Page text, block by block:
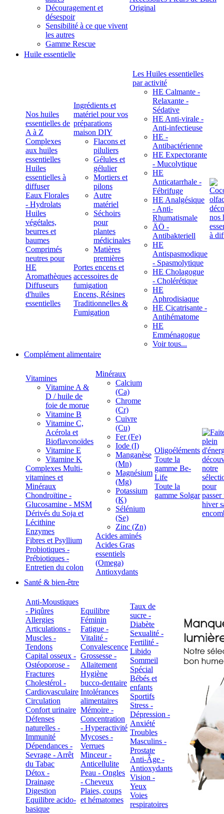
Découragement et
désespoir
Sensibilité à ce que vivent
les autres
Gamme Rescue
Original
Huile essentielle
Nos huiles
essentielles de
A à Z
Complexes
aux huiles
essentielles
Huiles
essentielles à
diffuser
Eaux Florales
- Hydrolats
Huiles
végétales,
beurres et
baumes
Comprimés
neutres pour
HE
Aromathèques
Diffuseurs
d'huiles
essentielles
Ingrédients et
matériel pour vos
préparations
maison DIY
Flacons et
piluliers
Gélules et
gélulier
Mortiers et
pilons
Autre
matériel
Séchoirs
pour
plantes
médicinales
Matières
premières
Portes encens et
accessoires de
fumigation
Encens, Résines
Traditionnelles &
Fumigation
Les Huiles essentielles
par activité
HE Calmante -
Relaxante -
Sédative
HE Anti-virale -
Anti-infectieuse
HE -
Antibactérienne
HE Expectorante
- Mucolytique
HE
Anticatarrhale -
Fébrifuge
HE Analgésique
- Anti-
Rhumatismale
ÄÖ -
Antibakteriell
HE
Antispasmodique
- Spasmolytique
HE Cholagogue
- Cholérétique
HE
Aphrodisiaque
HE Cicatrisante -
Antihématome
HE
Emménagogue
Voir tous...
Complément alimentaire
Vitamines
Vitamine A &
D / huile de
foie de morue
Vitamine B
Vitamine C,
Acérola et
Bioflavonoïdes
Vitamine E
Vitamine K
Complexes Multi-
vitamines et
Minéraux
Chondroïtine -
Glucosamine - MSM
Dérivés du Soja et
Lécithine
Enzymes
Fibres et Psyllium
Probiotiques -
Prébiotiques -
Entretien du colon
Minéraux
Calcium
(Ca)
Chrome
(Cr)
Cuivre
(Cu)
Fer (Fe)
Iode (I)
Manganèse
(Mn)
Magnésium
(Mg)
Potassium
(K)
Sélénium
(Se)
Zinc (Zn)
Acides aminés
Acides Gras
essentiels
(Omega)
Antioxydants
Oligoéléments
Toute la
gamme Be-
Life
Toute la
gamme Solgar
Santé & bien-être
Anti-Moustiques
- Piqûres
Allergies
Articulations -
Muscles -
Tendons
Capital osseux -
Ostéoporose -
Fractures
Cholestérol -
Cardiovasculaire
Circulation
Confort urinaire
Défenses
naturelles -
Immunité
Dépendances -
Sevrage - Arrêt
du Tabac
Détox -
Drainage
Digestion
Equilibre acido-
basique
Equilibre
Féminin
Fatigue -
Vitalité -
Convalescence
Grossesse -
Allaitement
Hygiène
bucco-dentaire
Intolérances
alimentaires
Mémoire -
Concentration
- Hyperactivité
Mycoses -
Verrues
Minceur -
Anticellulite
Peau - Ongles
- Cheveux
Plaies, coups
et hématomes
Taux de
sucre -
Diabète
Sexualité -
Fertilité -
Libido
Sommeil
Spécial
Bébés et
enfants
Sportifs
Stress -
Dépression -
Anxiété
Troubles
Masculins -
Prostate
Anti-Âge -
Antioxydants
Vision -
Yeux
Voies
respiratoires